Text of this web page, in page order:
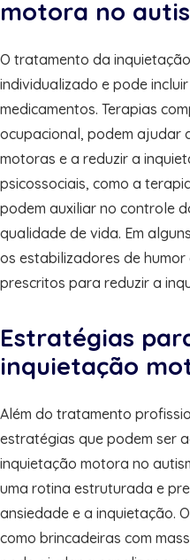
motora no
O tratamento da
individualizado e pode
medicamentos. Terapias
ocupacional, podem ajudar
motoras e a reduzir a
psicossociais, como a
podem auxiliar no controle
qualidade de vida. Em
os estabilizadores de
prescritos para reduzir a
Estratégias
inquietação
Além do tratamento
estratégias que podem ser
inquietação motora no
uma rotina estruturada e
ansiedade e a inquietação.
como brincadeiras com